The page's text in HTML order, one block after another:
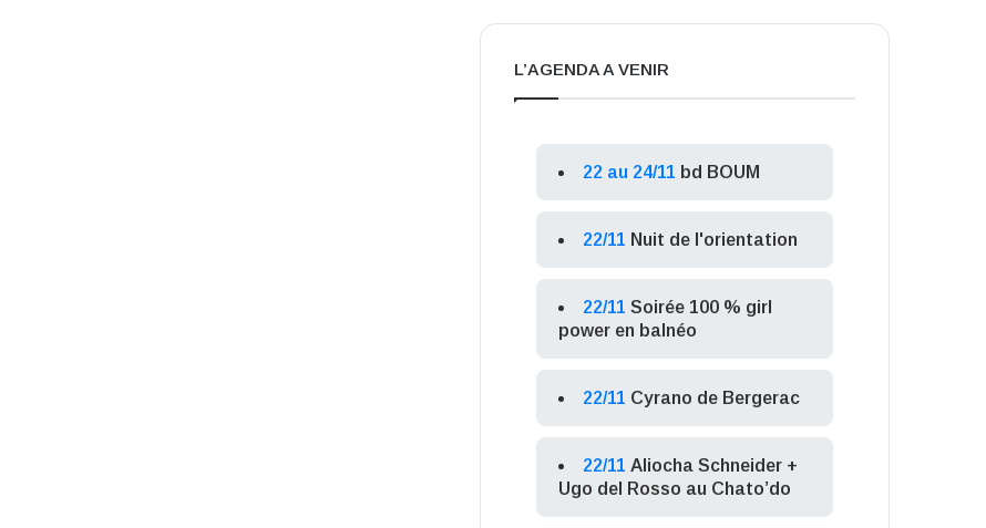
L’AGENDA A VENIR
22 au 24/11 bd BOUM
22/11 Nuit de l'orientation
22/11 Soirée 100 % girl
power en balnéo
22/11 Cyrano de Bergerac
22/11 Aliocha Schneider +
Ugo del Rosso au Chato’do